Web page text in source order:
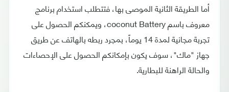
أما الطريقة الثانية الموصى بها، فتتطلب استخدام برنامج
معروف باسم coconut Battery، ويمكنكم الحصول على
تجربة مجانية لمدة 14 يوماً، بمجرد ربطه بالهاتف عن طريق
جهاز "ماك"، سوف يكون بإمكانكم الحصول على الإحصاءات
والحالة الراهنة للبطارية.